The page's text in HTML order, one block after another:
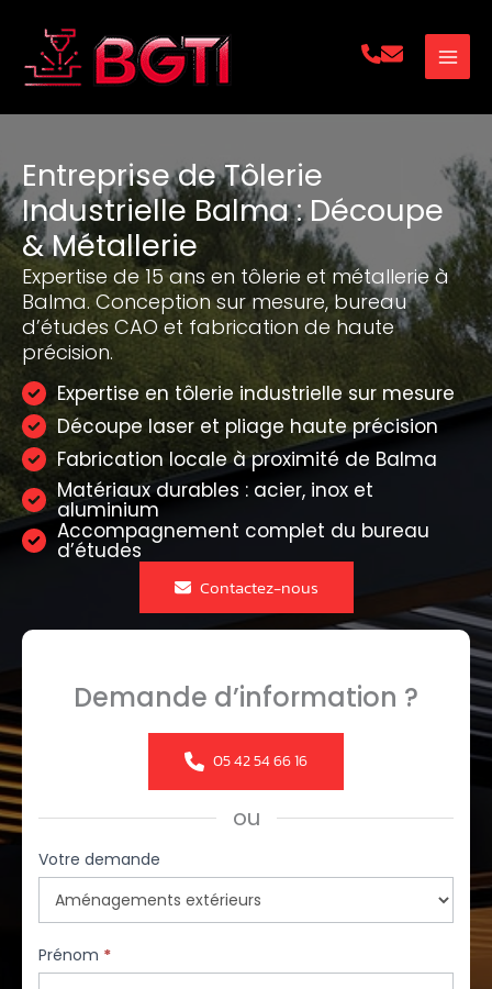
contenu
Entreprise de Tôlerie
Industrielle Balma : Découpe
& Métallerie
Expertise de 15 ans en tôlerie et métallerie à
Balma. Conception sur mesure, bureau
d’études CAO et fabrication de haute
précision.
Expertise en tôlerie industrielle sur mesure
Découpe laser et pliage haute précision
Fabrication locale à proximité de Balma
Matériaux durables : acier, inox et
aluminium
Accompagnement complet du bureau
d’études
Contactez-nous
Demande d’information ?
05 42 54 66 16
ou
Formulaire
téléphone
Votre demande
Prénom *